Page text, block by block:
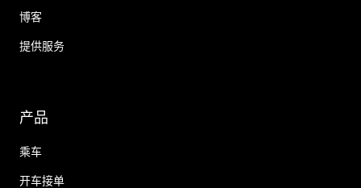
博客
提供服务
产品
乘车
开车接单